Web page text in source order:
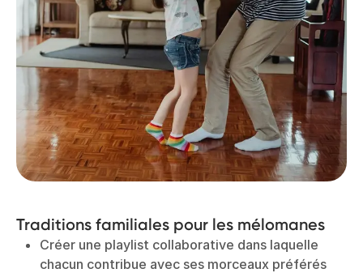
Traditions familiales pour les mélomanes
Créer une playlist collaborative dans laquelle
chacun contribue avec ses morceaux préférés